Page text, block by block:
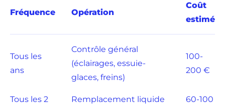
Fréquence Opération
Coût
estimé
Tous les
ans
Contrôle général
(éclairages, essuie-
glaces, freins)
100-
200 €
Tous les 2
Remplacement liquide
60-100